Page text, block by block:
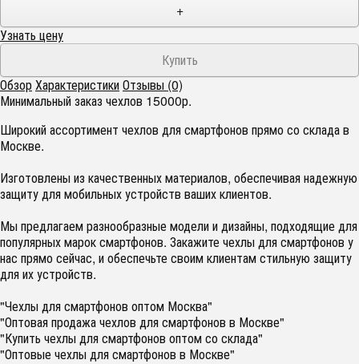
+
Узнать цену
ОбзорХарактеристикиОтзывы (0)
Минимальный заказ чехлов 15000р.
Широкий ассортимент чехлов для смартфонов прямо со склада в
Москве.
Изготовлены из качественных материалов, обеспечивая надежную
защиту для мобильных устройств ваших клиентов.
Мы предлагаем разнообразные модели и дизайны, подходящие для
популярных марок смартфонов. Закажите чехлы для смартфонов у
нас прямо сейчас, и обеспечьте своим клиентам стильную защиту
для их устройств.
"Чехлы для смартфонов оптом Москва"
"Оптовая продажа чехлов для смартфонов в Москве"
"Купить чехлы для смартфонов оптом со склада"
"Оптовые чехлы для смартфонов в Москве"